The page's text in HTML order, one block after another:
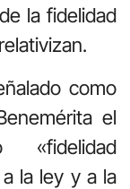
la fidelidad
como
el
la ley y a la